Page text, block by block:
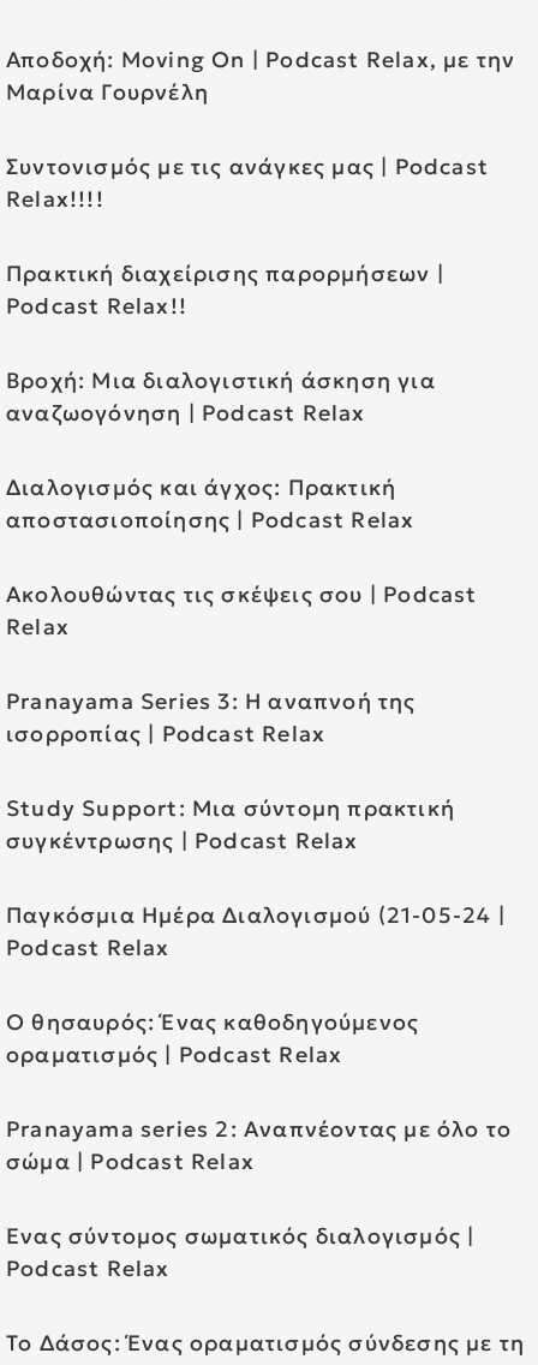
Αποδοχή: Moving On | Podcast Relax, με την
Μαρίνα Γουρνέλη
Συντονισμός με τις ανάγκες μας | Podcast
Relax!!!!
Πρακτική διαχείρισης παρορμήσεων |
Podcast Relax!!
Βροχή: Μια διαλογιστική άσκηση για
αναζωογόνηση | Podcast Relax
Διαλογισμός και άγχος: Πρακτική
αποστασιοποίησης | Podcast Relax
Ακολουθώντας τις σκέψεις σου | Podcast
Relax
Pranayama Series 3: Η αναπνοή της
ισορροπίας | Podcast Relax
Study Support: Μια σύντομη πρακτική
συγκέντρωσης | Podcast Relax
Παγκόσμια Ημέρα Διαλογισμού (21-05-24 |
Podcast Relax
Ο θησαυρός: Ένας καθοδηγούμενος
οραματισμός | Podcast Relax
Pranayama series 2: Αναπνέοντας με όλο το
σώμα | Podcast Relax
Ένας σύντομος σωματικός διαλογισμός |
Podcast Relax
Το Δάσος: Ένας οραματισμός σύνδεσης με τη